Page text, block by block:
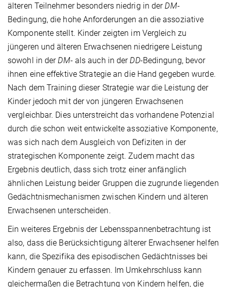
älteren Teilnehmer besonders niedrig in derDM-
Bedingung, die hohe Anforderungen an die assoziative
Komponente stellt. Kinder zeigten im Vergleich zu
jüngeren und älteren Erwachsenen niedrigere Leistung
sowohl in derDM- als auch in derDD-Bedingung, bevor
ihnen eine effektive Strategie an die Hand gegeben wurde.
Nach dem Training dieser Strategie war die Leistung der
Kinder jedoch mit der von jüngeren Erwachsenen
vergleichbar. Dies unterstreicht das vorhandene Potenzial
durch die schon weit entwickelte assoziative Komponente,
was sich nach dem Ausgleich von Defiziten in der
strategischen Komponente zeigt. Zudem macht das
Ergebnis deutlich, dass sich trotz einer anfänglich
ähnlichen Leistung beider Gruppen die zugrunde liegenden
Gedächtnismechanismen zwischen Kindern und älteren
Erwachsenen unterscheiden.
Ein weiteres Ergebnis der Lebensspannenbetrachtung ist
also, dass die Berücksichtigung älterer Erwachsener helfen
kann, die Spezifika des episodischen Gedächtnisses bei
Kindern genauer zu erfassen. Im Umkehrschluss kann
gleichermaßen die Betrachtung von Kindern helfen, die